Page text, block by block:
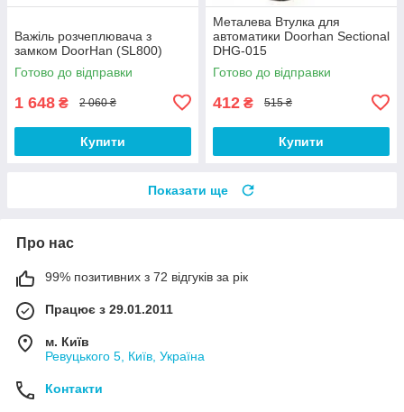
Важіль розчеплювача з
замком DoorHan (SL800)
Готово до відправки
1 648 ₴ 2 060 ₴
Купити
Металева Втулка для
автоматики Doorhan Sectional
DHG-015
Готово до відправки
412 ₴ 515 ₴
Купити
Показати ще
Про нас
99% позитивних з 72 відгуків за рік
Працює з 29.01.2011
м. Київ
Ревуцького 5, Київ, Україна
Контакти